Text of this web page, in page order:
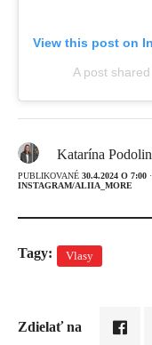
View this post on
A post
Katarína
PUBLIKOVANÉ 30.4.2024 O 7:00
INSTAGRAM/ALIIA_MORE
Tagy: Vlasy
Zdielať na